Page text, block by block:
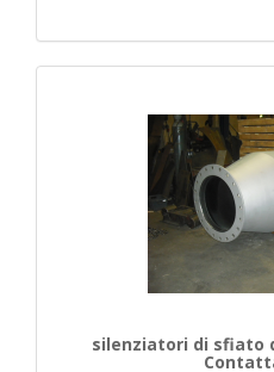
silenziatori di sfiato